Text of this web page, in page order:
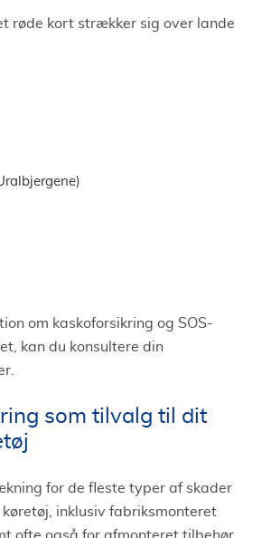
røde kort strækker sig over lande
om kaskoforsikring og SOS-
kan du konsultere din
som tilvalg til dit
for de fleste typer af skader
inklusiv fabriksmonteret